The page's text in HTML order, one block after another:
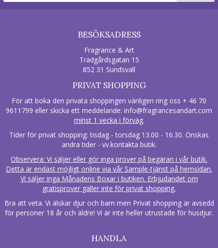
BESÖKSADRESS
Fragrance & Art
Trädgårdsgatan 15
852 31 Sundsvall
PRIVAT SHOPPING
För att boka den privata shoppingen vänligen ring oss + 46 70
9611799 eller skicka ett meddelande: info@fragrancesandart.com
minst 1 vecka i förväg.
Tider för privat shopping: tisdag - torsdag 13.00 - 16.30. Önskas
andra tider - vv.kontakta butik.
Observera: Vi säljer eller gör inga prover på begäran i vår butik.
Detta är endast möjligt online via vår Sample-tjänst på hemsidan.
Vi säljer inga Månadens Boxar i butiken. Erbjudandet om
gratisprover gäller inte för privat shopping.
Bra att veta. Vi älskar djur och barn men Privat shopping är avsedd
för personer 18 år och äldre! Vi är inte heller utrustade för husdjur.
HANDLA